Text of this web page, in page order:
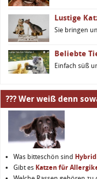
Lustige
Sie bringen
Beliebte
Einfach süß
??? Wer weiß denn
Was bitteschön sind
Gibt es Katzen für